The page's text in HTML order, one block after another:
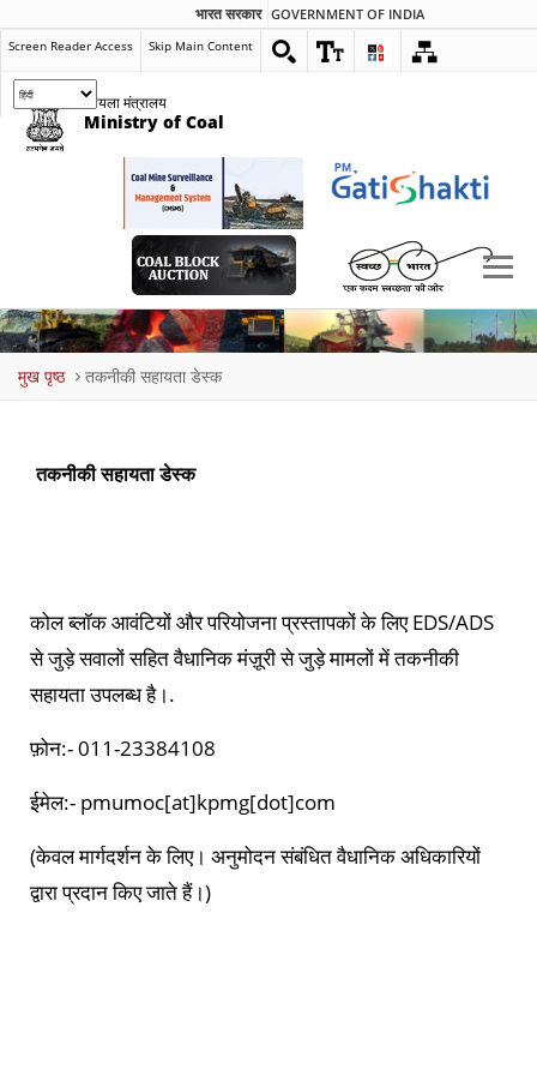
भारत सरकार GOVERNMENT OF INDIA
Screen Reader Access Skip Main Content
कोयला मंत्रालय
Ministry of Coal
मुख पृष्ठ तकनीकी सहायता डेस्क
तकनीकी सहायता डेस्क
कोल ब्लॉक आवंटियों और परियोजना प्रस्तापकों के लिए EDS/ADS
से जुड़े सवालों सहित वैधानिक मंज़ूरी से जुड़े मामलों में तकनीकी
सहायता उपलब्ध है।.
फ़ोन:- 011-23384108
ईमेल:- pmumoc[at]kpmg[dot]com
(केवल मार्गदर्शन के लिए। अनुमोदन संबंधित वैधानिक अधिकारियों
द्वारा प्रदान किए जाते हैं।)